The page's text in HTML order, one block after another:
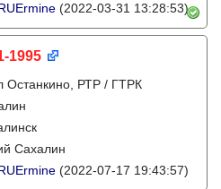
(2022-03-31 13:28:53)
1995
Останкино, РТР / ГТРК
Сахалин
(2022-07-17 19:43:57)